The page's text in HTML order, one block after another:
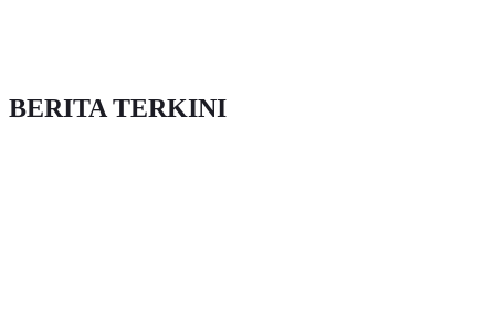
BERITA TERKINI